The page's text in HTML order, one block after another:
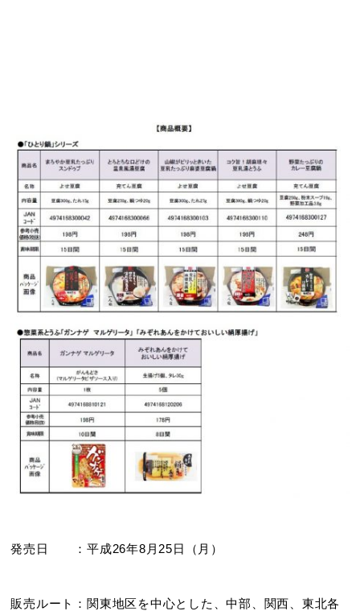
発売日 ：平成26年8月25日（月）
販売ルート：関東地区を中心とした、中部、関西、東北各